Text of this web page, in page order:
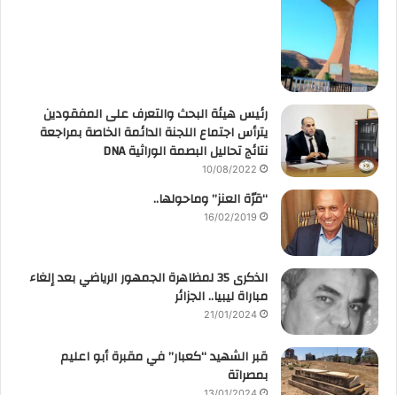
رئيس هيئة البحث والتعرف على المفقودين
يترأس اجتماع اللجنة الدائمة الخاصة بمراجعة
نتائج تحاليل البصمة الوراثية DNA
10/08/2022
“قرّة العنز” وماحولها..
16/02/2019
الذكرى 35 لمظاهرة الجمهور الرياضي بعد إلغاء
مباراة ليبيا.. الجزائر
21/01/2024
قبر الشهيد “كعبار” في مقبرة أبو اعليم
بمصراتة